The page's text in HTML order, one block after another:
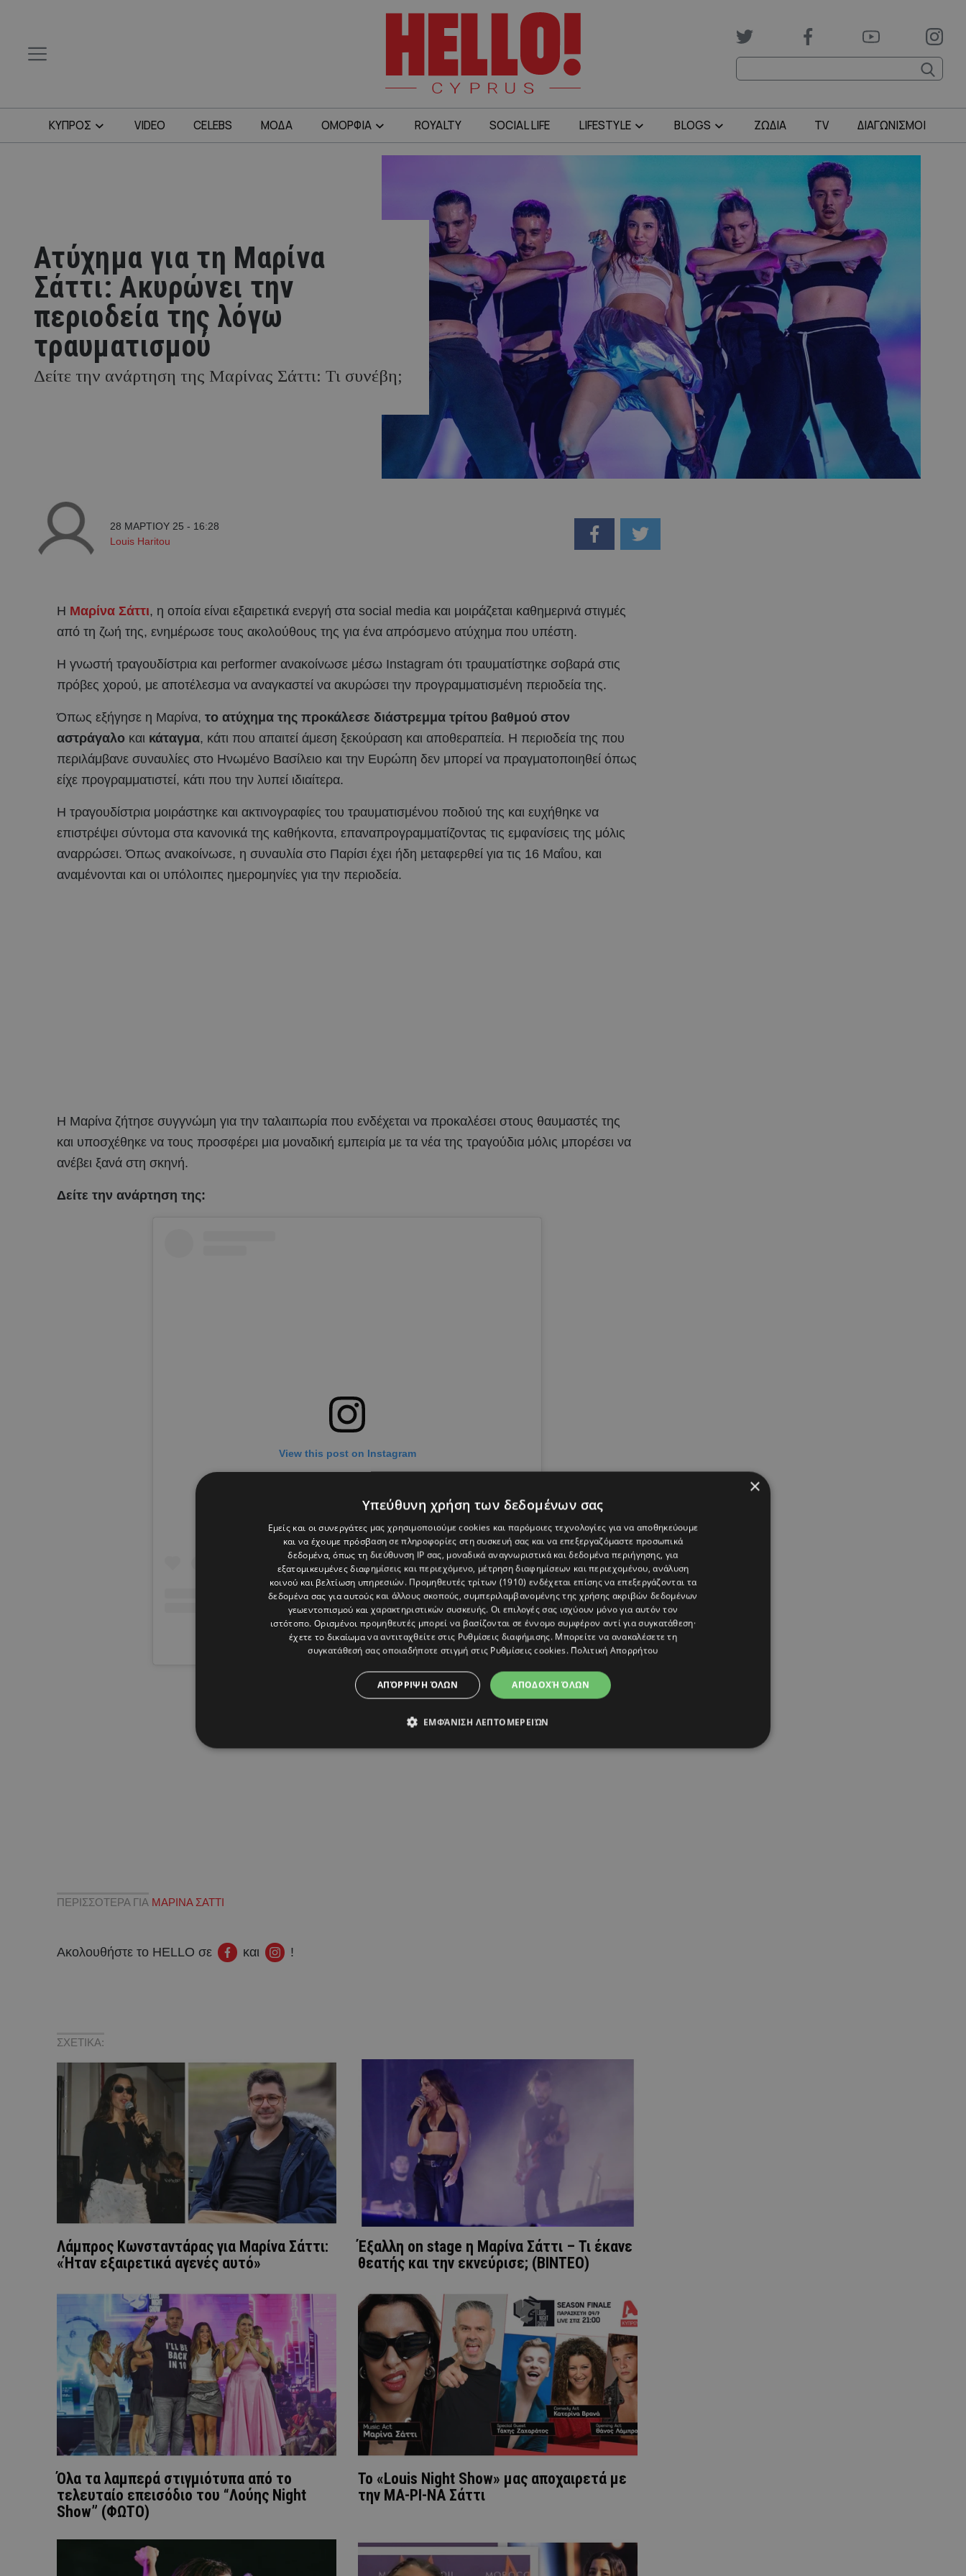
ΚΥΠΡΟΣ VIDEO CELEBS ΜΟΔΑ ΟΜΟΡΦΙΑ ROYALTY SOCIAL LIFE LIFESTYLE BLOGS ΖΩΔΙΑ TV ΔΙΑΓΩΝΙΣΜΟΙ
Ατύχημα για τη Μαρίνα
Σάττι: Ακυρώνει την
περιοδεία της λόγω
τραυματισμού
Δείτε την ανάρτηση της Μαρίνας Σάττι: Τι συνέβη;
28 ΜΑΡΤΙΟΥ 25 - 16:28
Louis Haritou
Η Μαρίνα Σάττι, η οποία είναι εξαιρετικά ενεργή στα social media και μοιράζεται καθημερινά στιγμές
από τη ζωή της, ενημέρωσε τους ακολούθους της για ένα απρόσμενο ατύχημα που υπέστη.
Η γνωστή τραγουδίστρια και performer ανακοίνωσε μέσω Instagram ότι τραυματίστηκε σοβαρά στις
πρόβες χορού, με αποτέλεσμα να αναγκαστεί να ακυρώσει την προγραμματισμένη περιοδεία της.
Όπως εξήγησε η Μαρίνα, το ατύχημα της προκάλεσε διάστρεμμα τρίτου βαθμού στον
αστράγαλο και κάταγμα, κάτι που απαιτεί άμεση ξεκούραση και αποθεραπεία. Η περιοδεία της που
περιλάμβανε συναυλίες στο Ηνωμένο Βασίλειο και την Ευρώπη δεν μπορεί να πραγματοποιηθεί όπως
είχε προγραμματιστεί, κάτι που την λυπεί ιδιαίτερα.
Η τραγουδίστρια μοιράστηκε και ακτινογραφίες του τραυματισμένου ποδιού της και ευχήθηκε να
επιστρέψει σύντομα στα κανονικά της καθήκοντα, επαναπρογραμματίζοντας τις εμφανίσεις της μόλις
αναρρώσει. Όπως ανακοίνωσε, η συναυλία στο Παρίσι έχει ήδη μεταφερθεί για τις 16 Μαΐου, και
αναμένονται και οι υπόλοιπες ημερομηνίες για την περιοδεία.
Η Μαρίνα ζήτησε συγγνώμη για την ταλαιπωρία που ενδέχεται να προκαλέσει στους θαυμαστές της
και υποσχέθηκε να τους προσφέρει μια μοναδική εμπειρία με τα νέα της τραγούδια μόλις μπορέσει να
ανέβει ξανά στη σκηνή.
Δείτε την ανάρτηση της:
View this post on Instagram
A post shared by SATTI (@marina_satti)
ΠΕΡΙΣΣΟΤΕΡΑ ΓΙΑ ΜΑΡΙΝΑ ΣΑΤΤΙ
Ακολουθήστε το HELLO σε και !
ΣΧΕΤΙΚΑ:
Λάμπρος Κωνσταντάρας για Μαρίνα Σάττι:
«Ήταν εξαιρετικά αγενές αυτό»
Έξαλλη on stage η Μαρίνα Σάττι – Τι έκανε
θεατής και την εκνεύρισε; (ΒΙΝΤΕΟ)
Όλα τα λαμπερά στιγμιότυπα από το
τελευταίο επεισόδιο του “Λούης Night
Show” (ΦΩΤΟ)
To «Louis Night Show» μας αποχαιρετά με
την ΜΑ-ΡΙ-ΝΑ Σάττι
×
Υπεύθυνη χρήση των δεδομένων σας
Εμείς και οι συνεργάτες μας χρησιμοποιούμε cookies και παρόμοιες τεχνολογίες για να αποθηκεύουμε
και να έχουμε πρόσβαση σε πληροφορίες στη συσκευή σας και να επεξεργαζόμαστε προσωπικά
δεδομένα, όπως τη διεύθυνση IP σας, μοναδικά αναγνωριστικά και δεδομένα περιήγησης, για
εξατομικευμένες διαφημίσεις και περιεχόμενο, μέτρηση διαφημίσεων και περιεχομένου, ανάλυση
κοινού και βελτίωση υπηρεσιών. Προμηθευτές τρίτων (1910) ενδέχεται επίσης να επεξεργάζονται τα
δεδομένα σας για αυτούς και άλλους σκοπούς, συμπεριλαμβανομένης της χρήσης ακριβών δεδομένων
γεωεντοπισμού και χαρακτηριστικών συσκευής. Οι επιλογές σας ισχύουν μόνο για αυτόν τον
ιστότοπο. Ορισμένοι προμηθευτές μπορεί να βασίζονται σε έννομο συμφέρον αντί για συγκατάθεση·
έχετε το δικαίωμα να αντιταχθείτε στις Ρυθμίσεις διαφήμισης. Μπορείτε να ανακαλέσετε τη
συγκατάθεσή σας οποιαδήποτε στιγμή στις Ρυθμίσεις cookies. Πολιτική Απορρήτου
ΑΠΟΔΟΧΉ ΌΛΩΝ
ΑΠΌΡΡΙΨΗ ΌΛΩΝ
ΕΜΦΆΝΙΣΗ ΛΕΠΤΟΜΕΡΕΙΏΝ